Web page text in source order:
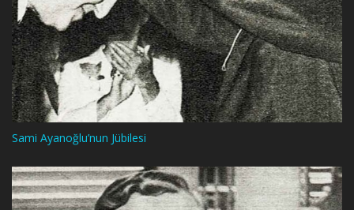
Sami Ayanoğlu’nun Jübilesi